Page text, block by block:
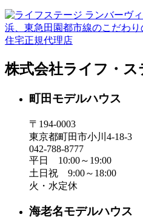
株式会社ライフ・ス
町田モデルハウス
〒194-0003
東京都町田市小川4-18-3
042-788-8777
平日 10:00～19:00
土日祝 9:00～18:00
火・水定休
海老名モデルハウス